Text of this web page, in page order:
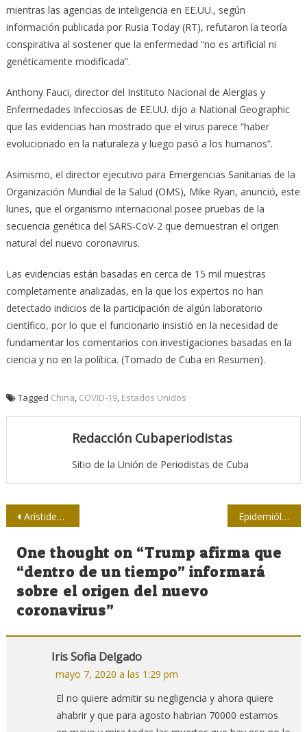
mientras las agencias de inteligencia en EE.UU., según
información publicada por Rusia Today (RT), refutaron la teoría
conspirativa al sostener que la enfermedad “no es artificial ni
genéticamente modificada”.
Anthony Fauci, director del Instituto Nacional de Alergias y
Enfermedades Infecciosas de EE.UU. dijo a National Geographic
que las evidencias han mostrado que el virus parece “haber
evolucionado en la naturaleza y luego pasó a los humanos”.
Asimismo, el director ejecutivo para Emergencias Sanitarias de la
Organización Mundial de la Salud (OMS), Mike Ryan, anunció, este
lunes, que el organismo internacional posee pruebas de la
secuencia genética del SARS-CoV-2 que demuestran el origen
natural del nuevo coronavirus.
Las evidencias están basadas en cerca de 15 mil muestras
completamente analizadas, en la que los expertos no han
detectado indicios de la participación de algún laboratorio
científico, por lo que el funcionario insistió en la necesidad de
fundamentar los comentarios con investigaciones basadas en la
ciencia y no en la política. (Tomado de Cuba en Resumen).
Tagged China COVID-19, Estados Unidos
Redacción Cubaperiodistas
Sitio de la Unión de Periodistas de Cuba
Navegación
de
entradas
Arístides Hernández Guerrero (ARES): “Disfruto universalizando los discursos” Epidemiólogo Anthony Fauci contradice a Trump sobre origen del SARS-CoV-2
One thought on “Trump afirma que
“dentro de un tiempo” informará
sobre el origen del nuevo
coronavirus”
Iris Sofia Delgado
mayo 7, 2020 a las 1:29 pm
El no quiere admitir su negligencia y ahora quiere
ahabrir y que para agosto habrian 70000 estamos